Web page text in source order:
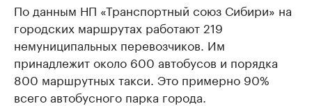
По данным ​НП «Транспортный союз Сибири» на
городских маршрутах работают 219
немуниципальных перевозчиков. Им
принадлежит около 600 автобусов и порядка
800 маршрутных такси. Это примерно 90%
всего автобусного парка города.